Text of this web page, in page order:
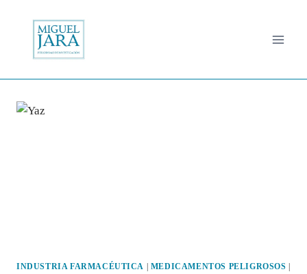
contenido
INDUSTRIA FARMACÉUTICA MEDICAMENTOS PELIGROSOS